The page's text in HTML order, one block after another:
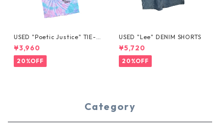
USED "Poetic Justice" TIE-D
YE TEE
¥3,960
20%OFF
USED "Lee" DENIM SHORTS
¥5,720
20%OFF
Category